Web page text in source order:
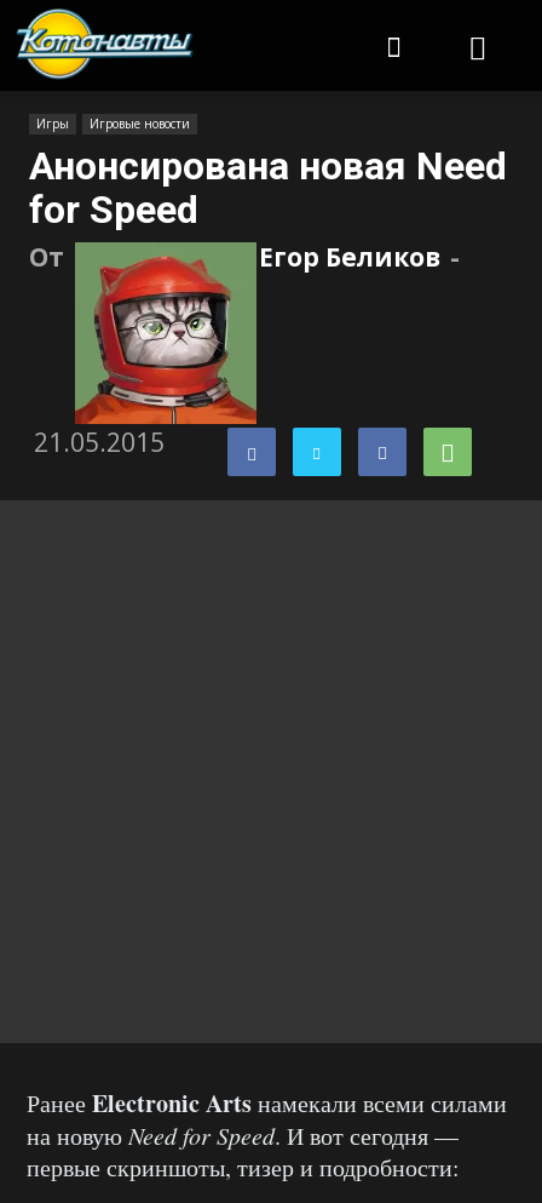
Игры Игровые новости
Анонсирована новая Need
for Speed
От Егор Беликов -
21.05.2015
РанееElectronic Artsнамекали всеми силами
на новуюNeed for Speed. И вот сегодня —
первые скриншоты, тизер и подробности: